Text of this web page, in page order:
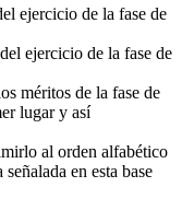
ejercicio de la fase de
ejercicio de la fase de
méritos de la fase de
lugar y así
al orden alfabético
en esta base